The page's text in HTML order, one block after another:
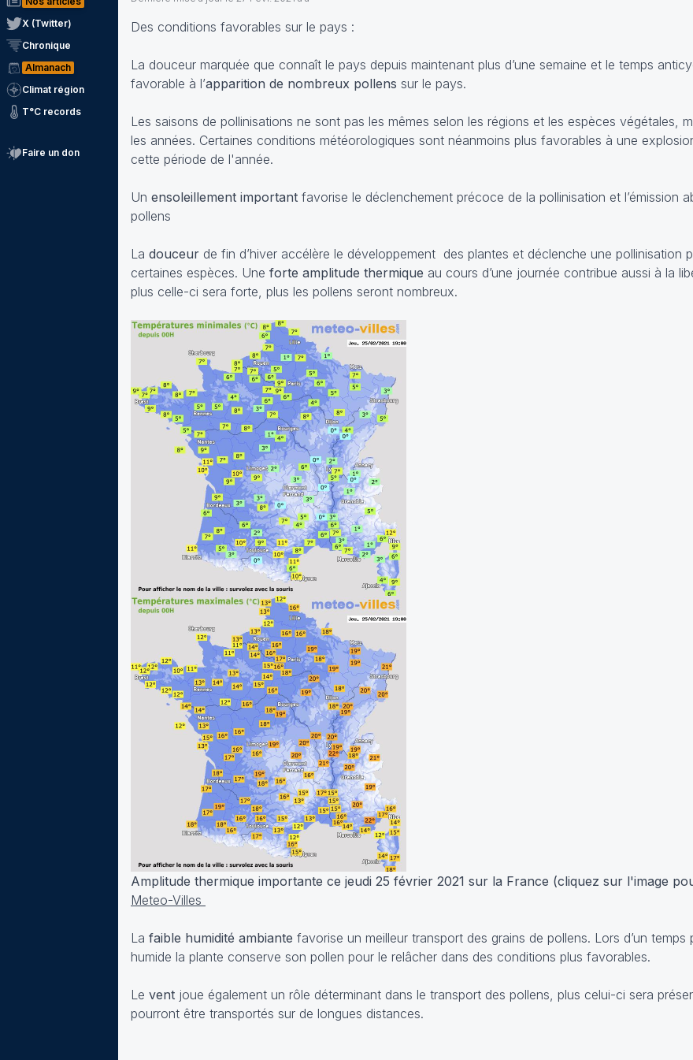
X (Twitter)
Chronique
Almanach
Climat région
T°C records
Faire un don
Des conditions favorables sur le pays :
La douceur marquée que connaît le pays depuis maintenant plus d’une semaine et le temps
favorable à l’apparition de nombreux pollens sur le pays.
Les saisons de pollinisations ne sont pas les mêmes selon les régions et les espèces végétales,
les années. Certaines conditions météorologiques sont néanmoins plus favorables à une
cette période de l'année.
Un ensoleillement important favorise le déclenchement précoce de la pollinisation et l’émission
pollens
La douceur de fin d’hiver accélère le développement des plantes et déclenche une pollinisation
certaines espèces. Une forte amplitude thermique au cours d’une journée contribue aussi à la
plus celle-ci sera forte, plus les pollens seront nombreux.
Amplitude thermique importante ce jeudi 25 février 2021 sur la France (cliquez sur l'image
Meteo-Villes
La faible humidité ambiante favorise un meilleur transport des grains de pollens. Lors d’un
humide la plante conserve son pollen pour le relâcher dans des conditions plus favorables.
Le vent joue également un rôle déterminant dans le transport des pollens, plus celui-ci sera
pourront être transportés sur de longues distances.